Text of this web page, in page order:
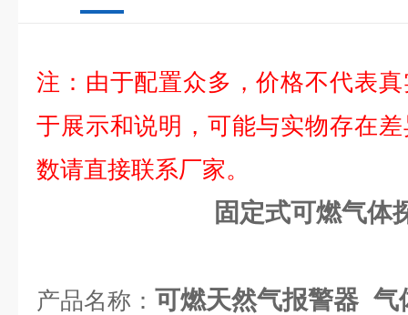
注：由于配置众多，价格不代表
于展示和说明，可能与实物存在
数请直接联系厂家。
固定式可燃气体
产品名称： 可燃天然气报警器 气